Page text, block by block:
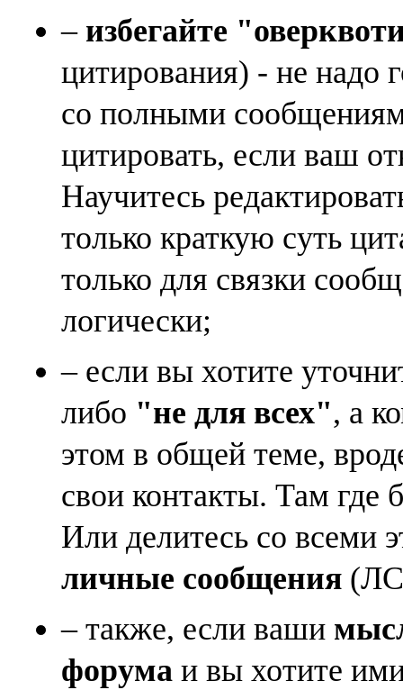
– избегайте
цитирования) - не надо
со полными
цитировать, если ваш
Научитесь
только краткую суть
только для связки
логически;
– если вы хотите
либо "не для всех", а
этом в общей теме,
свои контакты. Там где
Или делитесь со всеми
личные сообщения
– также, если ваши
форума и вы хотите